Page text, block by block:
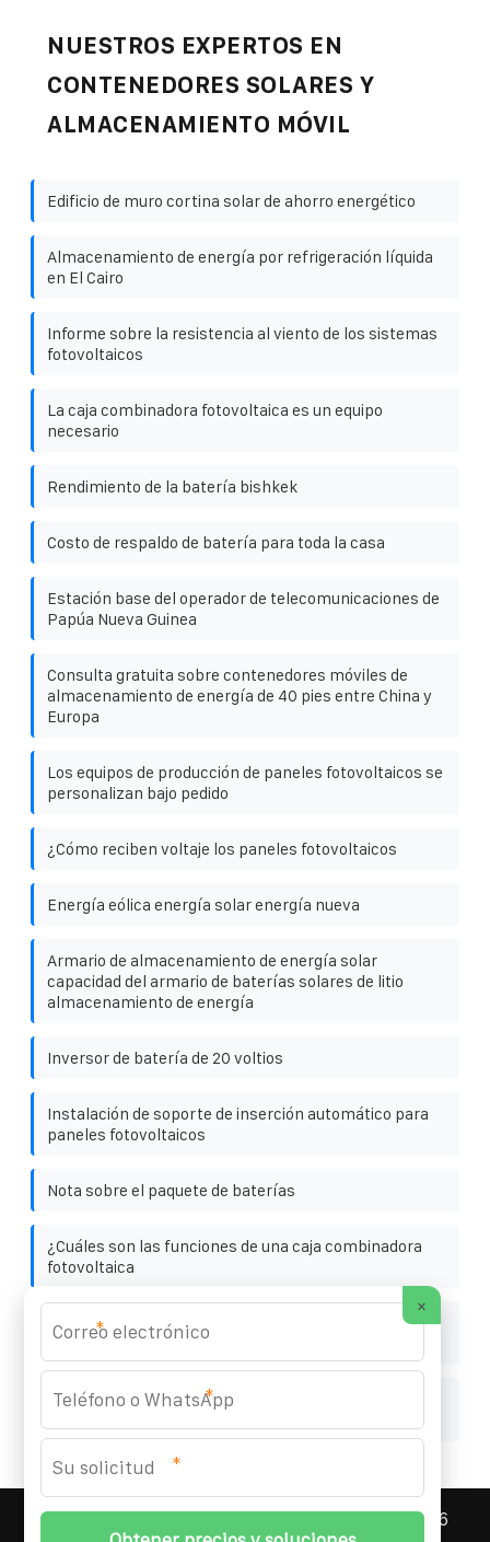
NUESTROS EXPERTOS EN
CONTENEDORES SOLARES Y
ALMACENAMIENTO MÓVIL
Edificio de muro cortina solar de ahorro energético
Almacenamiento de energía por refrigeración líquida
en El Cairo
Informe sobre la resistencia al viento de los sistemas
fotovoltaicos
La caja combinadora fotovoltaica es un equipo
necesario
Rendimiento de la batería bishkek
Costo de respaldo de batería para toda la casa
Estación base del operador de telecomunicaciones de
Papúa Nueva Guinea
Consulta gratuita sobre contenedores móviles de
almacenamiento de energía de 40 pies entre China y
Europa
Los equipos de producción de paneles fotovoltaicos se
personalizan bajo pedido
¿Cómo reciben voltaje los paneles fotovoltaicos
Energía eólica energía solar energía nueva
Armario de almacenamiento de energía solar
capacidad del armario de baterías solares de litio
almacenamiento de energía
Inversor de batería de 20 voltios
Instalación de soporte de inserción automático para
paneles fotovoltaicos
Nota sobre el paquete de baterías
¿Cuáles son las funciones de una caja combinadora
fotovoltaica
Diagrama de instalación de caja fotovoltaica de placa
hueca
Empresa internacional que cotiza en bolsa en el
ASNEF ENERGY STORAGE CONTAINER
2026
×
*
*
*